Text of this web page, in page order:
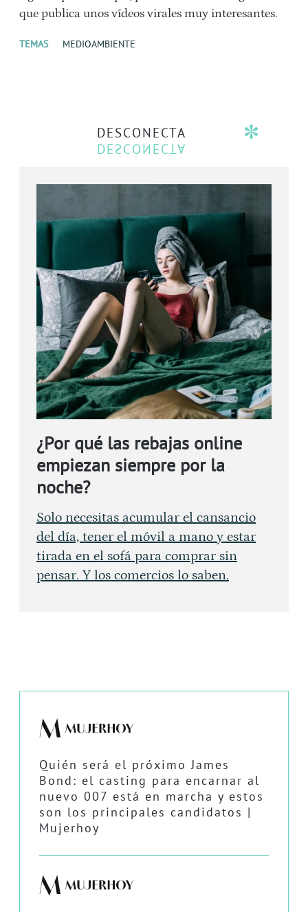
que publica unos vídeos virales muy interesantes.
TEMAS MEDIOAMBIENTE
DESCONECTA
¿Por qué las rebajas online
empiezan siempre por la
noche?
Solo necesitas acumular el cansancio
del día, tener el móvil a mano y estar
tirada en el sofá para comprar sin
pensar. Y los comercios lo saben.
Quién será el próximo James
Bond: el casting para encarnar al
nuevo 007 está en marcha y estos
son los principales candidatos |
Mujerhoy